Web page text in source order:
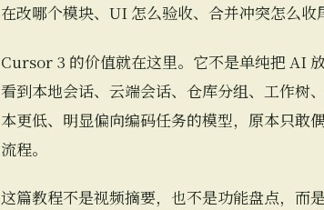
在改哪个模块、UI 怎么验收、合并冲突怎么收
Cursor 3 的价值就在这里。它不是单纯把 AI
看到本地会话、云端会话、仓库分组、工作树
本更低、明显偏向编码任务的模型，原本只敢
流程。
这篇教程不是视频摘要，也不是功能盘点，而